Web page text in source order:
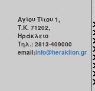
Αγίου Τίτου 1,
Τ.Κ. 71202,
Ηράκλειο
Τηλ.: 2813-409000
email:info@heraklion.gr